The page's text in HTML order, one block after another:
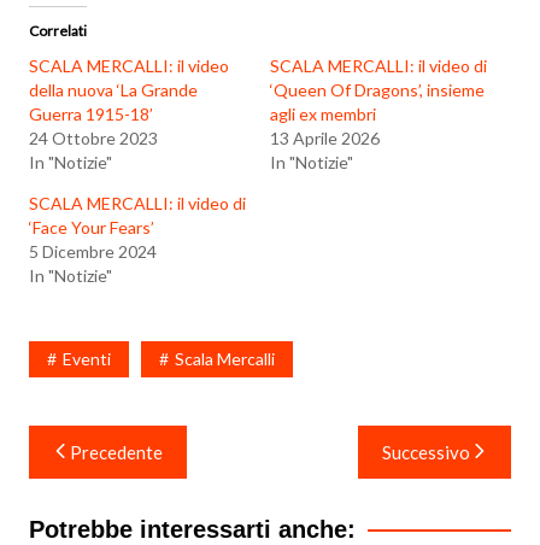
Correlati
SCALA MERCALLI: il video
della nuova ‘La Grande
Guerra 1915-18’
24 Ottobre 2023
In "Notizie"
SCALA MERCALLI: il video di
‘Queen Of Dragons’, insieme
agli ex membri
13 Aprile 2026
In "Notizie"
SCALA MERCALLI: il video di
‘Face Your Fears’
5 Dicembre 2024
In "Notizie"
Eventi Scala Mercalli
Navigazione
articoli
Precedente Successivo
Potrebbe interessarti anche: